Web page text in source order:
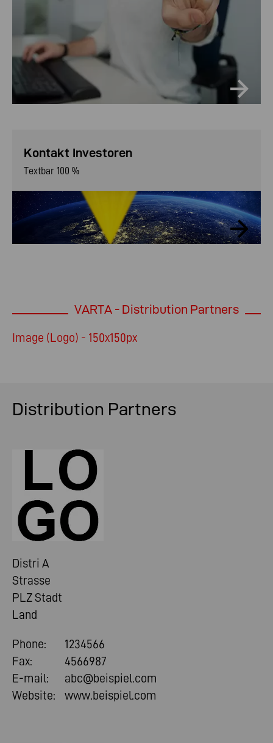
Kontakt Investoren
Textbar 100 %
VARTA - Distribution Partners
Image (Logo) - 150x150px
Distribution Partners
Distri A
Strasse
PLZ Stadt
Land
Phone:
1234566
Fax:
4566987
E-mail:
abc@beispiel.com
Website:
www.beispiel.com